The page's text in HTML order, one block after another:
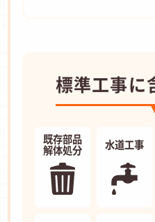
標準工事に
既存部品
解体処分 水道工事